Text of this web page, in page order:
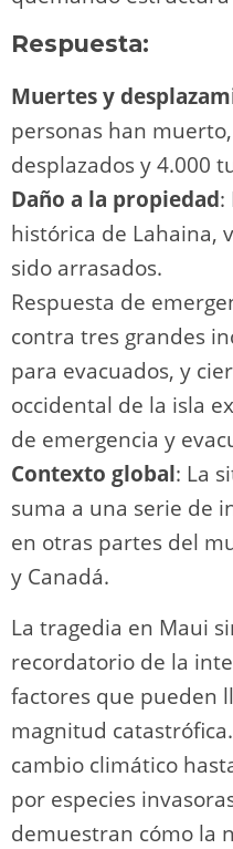
Respuesta:
Muertes y
personas han
desplazados y 4.000
Daño a la propiedad:
histórica de Lahaina,
sido arrasados.
Respuesta de
contra tres grandes
para evacuados, y
occidental de la isla
de emergencia y
Contexto global: La
suma a una serie de
en otras partes del
y Canadá.
La tragedia en Maui
recordatorio de la
factores que pueden
magnitud
cambio climático
por especies
demuestran cómo la